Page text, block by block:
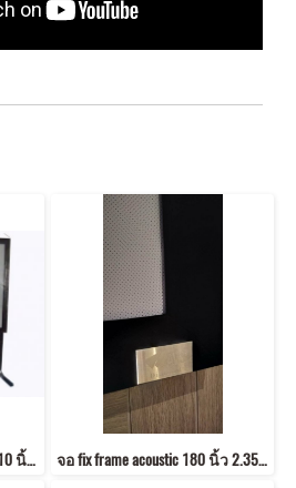
จอโปรเจคเตอร์ Fix frame 110 นิ้ว ขนาด (1.37x2.44 m) 16:9 พร้อมขา สูง 80 cm จอ fix frame acoustic 180 นิ้ว 2.35:1 แบบ โรงหลัง